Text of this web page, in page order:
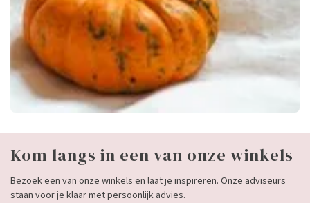
Kom langs in een van onze winkels
Bezoek een van onze winkels en laat je inspireren. Onze adviseurs
staan voor je klaar met persoonlijk advies.